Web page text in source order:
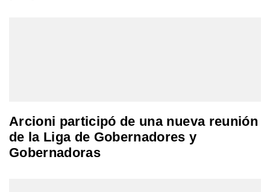
Arcioni participó de una nueva reunión
de la Liga de Gobernadores y
Gobernadoras